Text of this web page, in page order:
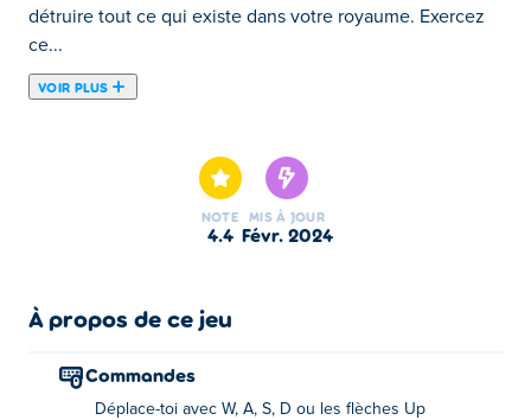
détruire tout ce qui existe dans votre royaume. Exercez
ce...
VOIR PLUS
membre rapide de la famille royale, vous avez le droit de
détruire tout ce qui existe dans votre royaume. Exercez
ce droit en écrasant chaque caisse que vous voyez de
Continuez à balayer le niveau tout en évitant les
limites du niveau pour vous déplacer dans la bonne
direction. Facile, n'est-ce pas ? Eh bien, il y a une façon
NOTE
4.4
MIS À JOUR
févr. 2024
À propos de ce jeu
Commandes
Déplace-toi avec W, A, S, D ou les flèches Up